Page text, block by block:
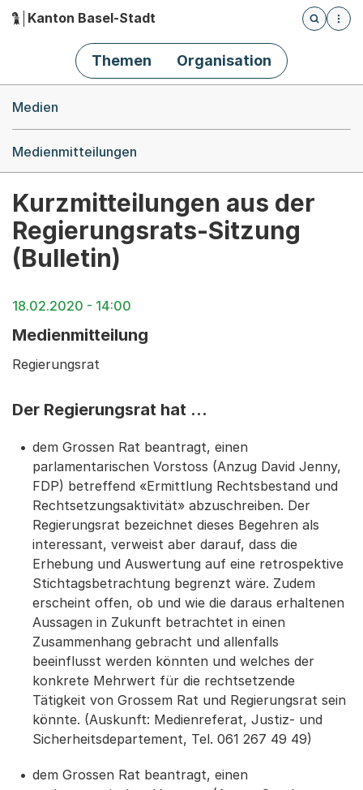
Hauptnavigation
Kanton Basel-Stadt
Öffnet
Themen Organisation
Medien
Medienmitteilungen
Kurzmitteilungen aus der
Regierungsrats-Sitzung
(Bulletin)
18.02.2020 - 14:00
Medienmitteilung
Regierungsrat
Der Regierungsrat hat …
dem Grossen Rat beantragt, einen
parlamentarischen Vorstoss (Anzug David Jenny,
FDP) betreffend «Ermittlung Rechtsbestand und
Rechtsetzungsaktivität» abzuschreiben. Der
Regierungsrat bezeichnet dieses Begehren als
interessant, verweist aber darauf, dass die
Erhebung und Auswertung auf eine retrospektive
Stichtagsbetrachtung begrenzt wäre. Zudem
erscheint offen, ob und wie die daraus erhaltenen
Aussagen in Zukunft betrachtet in einen
Zusammenhang gebracht und allenfalls
beeinflusst werden könnten und welches der
konkrete Mehrwert für die rechtsetzende
Tätigkeit von Grossem Rat und Regierungsrat sein
könnte. (Auskunft: Medienreferat, Justiz- und
Sicherheitsdepartement, Tel. 061 267 49 49)
dem Grossen Rat beantragt, einen